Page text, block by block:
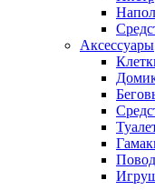
Аксессуары